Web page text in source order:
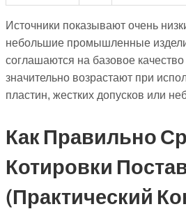
Источники показывают очень
небольшие промышленные
соглашаются на базовое
значительно возрастают при
пластин, жестких допусков или
Как Правильно
Котировки
(практический